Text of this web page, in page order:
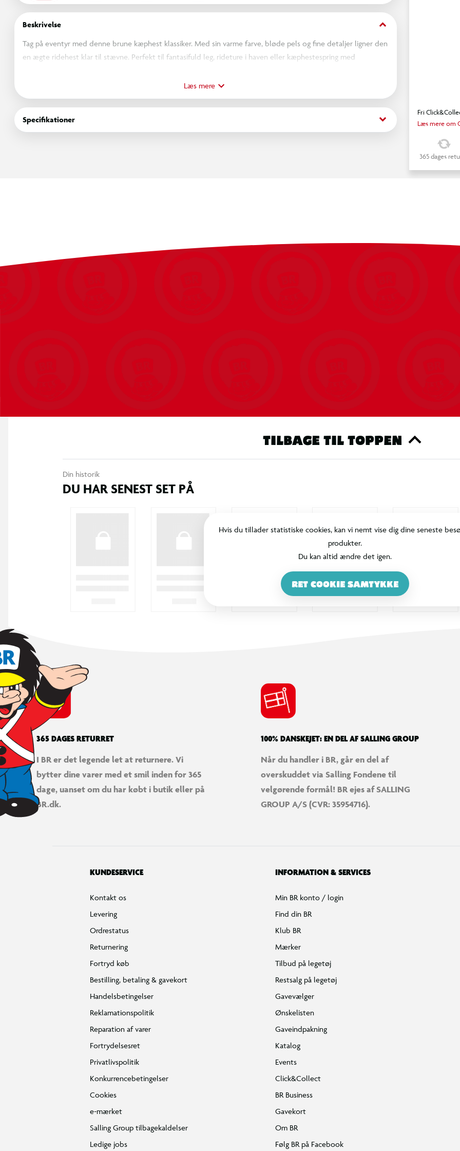
Beskrivelse keyboard_arrow_down
Tag på eventyr med denne brune kæphest klassiker. Med sin varme farve, bløde pels og fine detaljer ligner den
en ægte ridehest klar til stævne. Perfekt til fantasifuld leg, rideture i haven eller kæphestespring med
Læs mere
Specifikationer keyboard_arrow_down
Fri
Læs mere om
365 dages
TILBAGE TIL TOPPEN
Din historik
DU HAR SENEST SET PÅ
Hvis du tillader statistiske cookies, kan vi nemt vise dig dine seneste
produkter.
Du kan altid ændre det igen.
RET COOKIE SAMTYKKE
365 DAGES RETURRET
I BR er det legende let at returnere. Vi
bytter dine varer med et smil inden for 365
dage, uanset om du har købt i butik eller på
BR.dk.
100% DANSKEJET: EN DEL AF SALLING GROUP
Når du handler i BR, går en del af
overskuddet via Salling Fondene til
velgørende formål! BR ejes af SALLING
GROUP A/S (CVR: 35954716).
KUNDESERVICE
Kontakt os
Levering
Ordrestatus
Returnering
Fortryd køb
Bestilling, betaling & gavekort
Handelsbetingelser
Reklamationspolitik
Reparation af varer
Fortrydelsesret
Privatlivspolitik
Konkurrencebetingelser
Cookies
e-mærket
Salling Group tilbagekaldelser
Ledige jobs
INFORMATION & SERVICES
Min BR konto / login
Find din BR
Klub BR
Mærker
Tilbud på legetøj
Restsalg på legetøj
Gavevælger
Ønskelisten
Gaveindpakning
Katalog
Events
Click&Collect
BR Business
Gavekort
Om BR
Følg BR på Facebook